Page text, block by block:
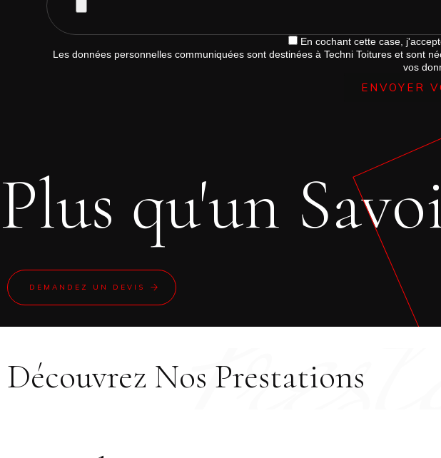
En cochant cette case,
Les données personnelles communiquées sont destinées à Techni Toitures et sont
vos
ENVOYER
Plus qu'un
DEMANDEZ UN DEVIS
Découvrez Nos Prestations